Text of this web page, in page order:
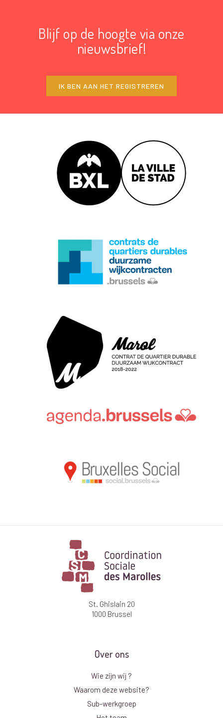
Blijf op de hoogte via onze
nieuwsbrief!
IK BEN AAN HET REGISTREREN
St. Ghislain 20
1000 Brussel
Over ons
Wie zijn wij ?
Waarom deze website?
Sub-werkgroep